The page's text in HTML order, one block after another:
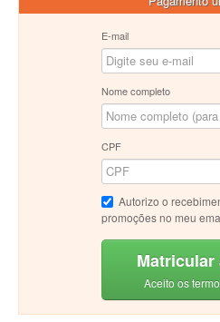
E-mail
Nome completo
CPF
Autorizo o
promoções no meu
Matricular
Aceito os